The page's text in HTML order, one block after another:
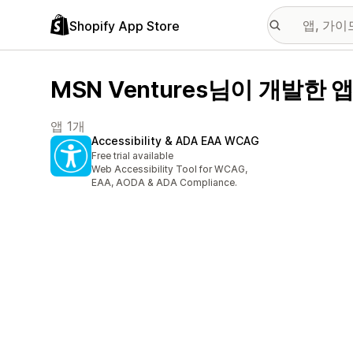
Shopify App Store
MSN Ventures님이 개발한
앱 1개
Accessibility & ADA EAA WCAG
Free trial available
Web Accessibility Tool for WCAG,
EAA, AODA & ADA Compliance.